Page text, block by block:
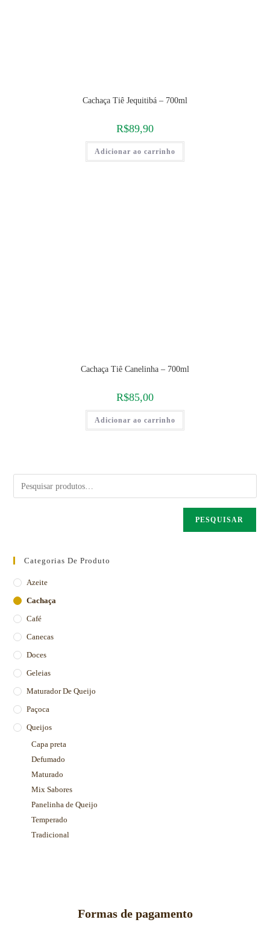
Cachaça Tiê Jequitibá – 700ml
R$89,90
Adicionar ao carrinho
Cachaça Tiê Canelinha – 700ml
R$85,00
Adicionar ao carrinho
PESQUISAR
Categorias De Produto
Azeite
Cachaça
Café
Canecas
Doces
Geleias
Maturador De Queijo
Paçoca
Queijos
Capa preta
Defumado
Maturado
Mix Sabores
Panelinha de Queijo
Temperado
Tradicional
Formas de pagamento